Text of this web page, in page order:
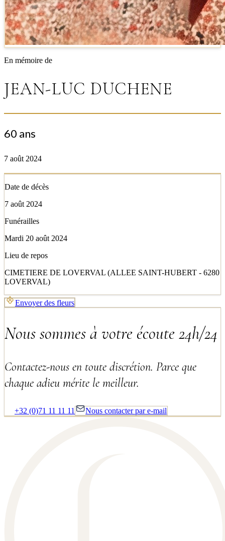
En mémoire de
JEAN-LUC DUCHENE
60 ans
7 août 2024
Date de décès
7 août 2024
Funérailles
Mardi 20 août 2024
Lieu de repos
CIMETIERE DE LOVERVAL (ALLEE SAINT-HUBERT - 6280
LOVERVAL)
Envoyer des fleurs
Nous sommes à votre écoute 24h/24
Contactez-nous en toute discrétion. Parce que
chaque adieu mérite le meilleur.
+32 (0)71 11 11 11 Nous contacter par e-mail